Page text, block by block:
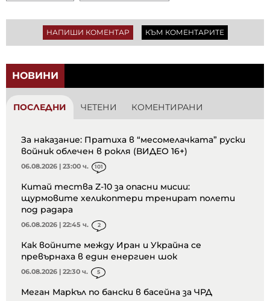
НАПИШИ КОМЕНТАР КЪМ КОМЕНТАРИТЕ
НОВИНИ
ПОСЛЕДНИ ЧЕТЕНИ КОМЕНТИРАНИ
За наказание: Пратиха в “месомелачката” руски
войник облечен в рокля (ВИДЕО 16+)
06.08.2026 | 23:00 ч. 101
Китай тества Z-10 за опасни мисии:
щурмовите хеликоптери тренират полети
под радара
06.08.2026 | 22:45 ч. 2
Как войните между Иран и Украйна се
превърнаха в един енергиен шок
06.08.2026 | 22:30 ч. 5
Меган Маркъл по бански в басейна за ЧРД